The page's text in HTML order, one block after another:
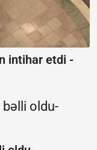
intihar etdi -